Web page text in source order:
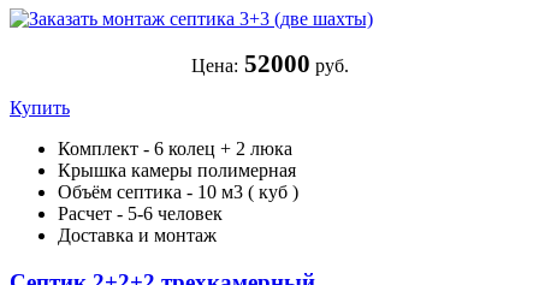
Цена: 52000 руб.
Купить
Комплект - 6 колец + 2 люка
Крышка камеры полимерная
Объём септика - 10 м3 ( куб )
Расчет - 5-6 человек
Доставка и монтаж